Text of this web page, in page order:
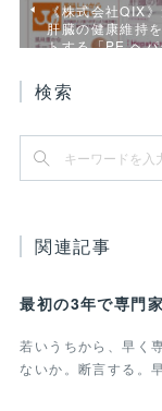
《株式会社QIX
肝臓の健康維持
トする「PE ヘ
検索
関連記事
最初の3年で専門
若いうちから、早く
ないか。断言する。